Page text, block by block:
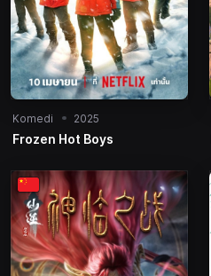
Komedi 2025
Frozen Hot Boys